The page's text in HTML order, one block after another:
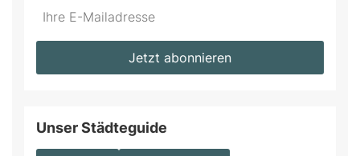
Do
fill
*Ihre
Mailadresse:
Jetzt abonnieren
Unser Städteguide